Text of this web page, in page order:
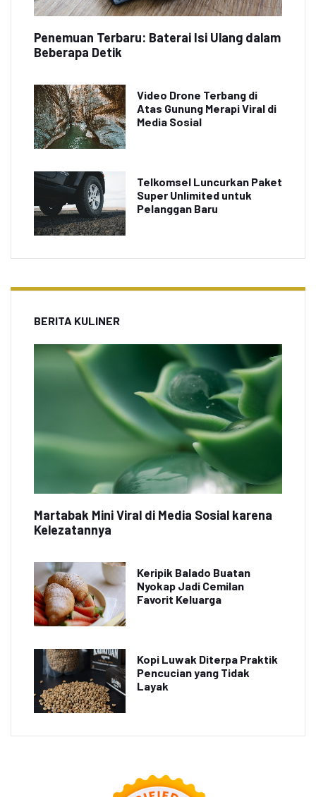
Penemuan Terbaru: Baterai Isi Ulang dalam
Beberapa Detik
Video Drone Terbang di
Atas Gunung Merapi Viral di
Media Sosial
Telkomsel Luncurkan Paket
Super Unlimited untuk
Pelanggan Baru
BERITA KULINER
Martabak Mini Viral di Media Sosial karena
Kelezatannya
Keripik Balado Buatan
Nyokap Jadi Cemilan
Favorit Keluarga
Kopi Luwak Diterpa Praktik
Pencucian yang Tidak
Layak